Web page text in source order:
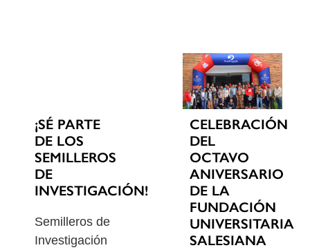
¡SÉ PARTE
DE LOS
SEMILLEROS
DE
INVESTIGACIÓN!
Semilleros de
Investigación
CELEBRACIÓN
DEL
OCTAVO
ANIVERSARIO
DE LA
FUNDACIÓN
UNIVERSITARIA
SALESIANA